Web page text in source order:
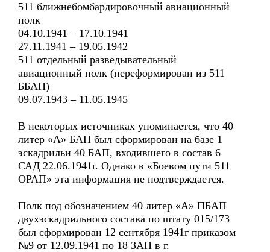
511 ближнебомбардировочный авиационный
полк
04.10.1941 – 17.10.1941
27.11.1941 – 19.05.1942
511 отдельный разведывательный
авиационный полк (переформирован из 511
ББАП)
09.07.1943 – 11.05.1945
В некоторых источниках упоминается, что 40
литер «А» БАП был сформирован на базе 1
эскадрильи 40 БАП, входившего в состав 6
САД 22.06.1941г. Однако в «Боевом пути 511
ОРАП» эта информация не подтверждается.
Полк под обозначением 40 литер «А» ПБАП
двухэскадрильного состава по штату 015/173
был сформирован 12 сентября 1941г приказом
№9 от 12.09.1941 по 18 ЗАП в г.